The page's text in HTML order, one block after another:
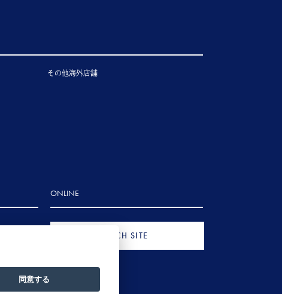
その他海外店舗
ONLINE
FRENCH SITE
同意する